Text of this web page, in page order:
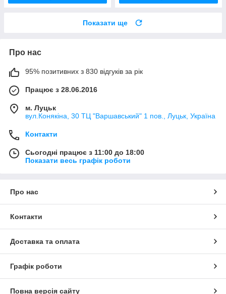
Показати ще
Про нас
95% позитивних з 830 відгуків за рік
Працює з 28.06.2016
м. Луцьк
вул.Конякіна, 30 ТЦ "Варшавський" 1 пов., Луцьк, Україна
Контакти
Сьогодні працює з 11:00 до 18:00
Показати весь графік роботи
Про нас
Контакти
Доставка та оплата
Графік роботи
Повна версія сайту